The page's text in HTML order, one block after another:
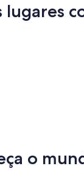
lugares
o